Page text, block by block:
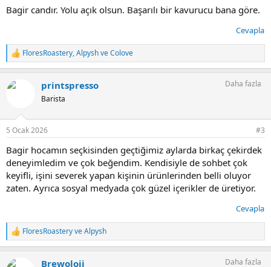
Bagir candır. Yolu açık olsun. Başarılı bir kavurucu bana göre.
Cevapla
T
e
k
FloresRoastery,AlpyshveColove
printspresso
Barista
Daha fazla
5 Ocak 2026 #3
Bagir hocamın seçkisinden geçtiğimiz aylarda birkaç çekirdek
deneyimledim ve çok beğendim. Kendisiyle de sohbet çok
keyifli, işini severek yapan kişinin ürünlerinden belli oluyor
zaten. Ayrıca sosyal medyada çok güzel içerikler de üretiyor.
Cevapla
T
e
k
FloresRoasteryveAlpysh
Brewoloji Daha fazla